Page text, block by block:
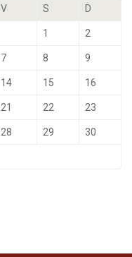
V S D
1 2
7 8 9
14 15 16
21 22 23
28 29 30